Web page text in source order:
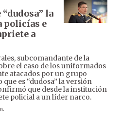
la
policías e
a
subcomandante de la
el caso de los uniformados
atacados por un grupo
es “dudosa” la versión
que desde la institución
policial a un líder narco.